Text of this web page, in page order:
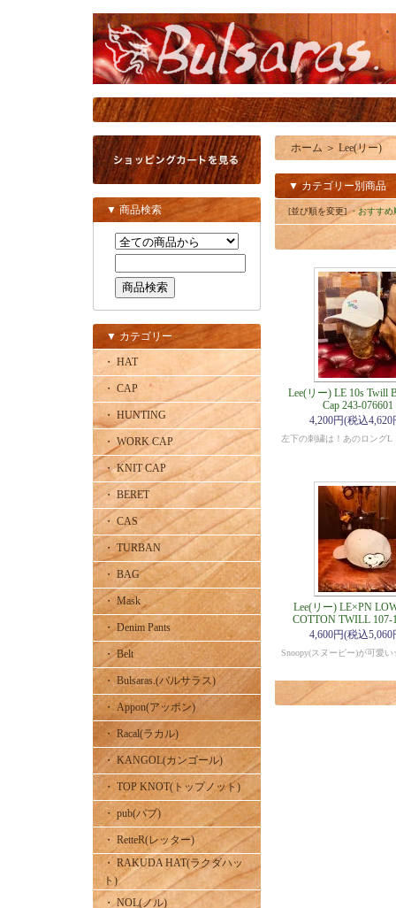
▼ 商品検索
▼ カテゴリー
・ HAT
・ CAP
・ HUNTING
・ WORK CAP
・ KNIT CAP
・ BERET
・ CAS
・ TURBAN
・ BAG
・ Mask
・ Denim Pants
・ Belt
・ Bulsaras.(バルサラス)
・ Appon(アッポン)
・ Racal(ラカル)
・ KANGOL(カンゴール)
・ TOP KNOT(トップノット)
・ pub(パブ)
・ RetteR(レッター)
・ RAKUDA HAT(ラクダハッ
ト)
・ NOL(ノル)
ホーム ＞ Lee(リー)
▼ カテゴリー別商品
[並び順を変更]・おすすめ
Lee(リー) LE 10s Twill
Cap 243-076601
4,200円(税込4,620
左下の刺繍は！あのロングL
Lee(リー) LE×PN
COTTON TWILL 107-
4,600円(税込5,060
Snoopy(スヌーピー)が可愛